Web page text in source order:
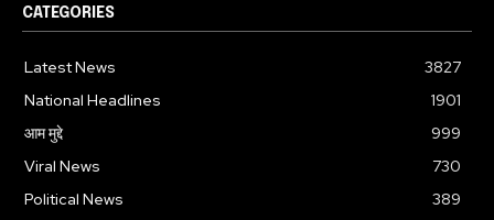
CATEGORIES
Latest News
3827
National Headlines
1901
आम मुद्दे
999
Viral News
730
Political News
389